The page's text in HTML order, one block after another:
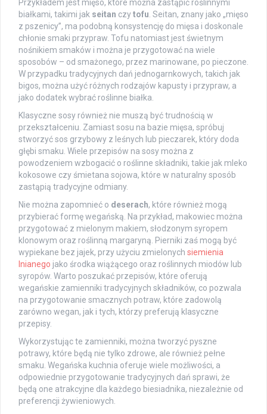
Przykładem jest mięso, które można zastąpić roślinnymi
białkami, takimi jak seitan czytofu . Seitan, znany jako „mięso
z pszenicy”, ma podobną konsystencję do mięsa i doskonale
chłonie smaki przypraw. Tofu natomiast jest świetnym
nośnikiem smaków i można je przygotować na wiele
sposobów – od smażonego, przez marinowane, po pieczone.
W przypadku tradycyjnych dań jednogarnkowych, takich jak
bigos, można użyć różnych rodzajów kapusty i przypraw, a
jako dodatek wybrać roślinne białka.
Klasyczne sosy również nie muszą być trudnością w
przekształceniu. Zamiast sosu na bazie mięsa, spróbuj
stworzyć sos grzybowy z leśnych lub pieczarek, który doda
głębi smaku. Wiele przepisów na sosy można z
powodzeniem wzbogacić o roślinne składniki, takie jak mleko
kokosowe czy śmietana sojowa, które w naturalny sposób
zastąpią tradycyjne odmiany.
Nie można zapomnieć o deserach, które również mogą
przybierać formę wegańską. Na przykład, makowiec można
przygotować z mielonym makiem, słodzonym syropem
klonowym oraz roślinną margaryną. Pierniki zaś mogą być
wypiekane bez jajek, przy użyciu zmielonych siemienia
lnianego jako środka wiążącego oraz roślinnych miodów lub
syropów. Warto poszukać przepisów, które oferują
wegańskie zamienniki tradycyjnych składników, co pozwala
na przygotowanie smacznych potraw, które zadowolą
zarówno wegan, jak i tych, którzy preferują klasyczne
przepisy.
Wykorzystując te zamienniki, można tworzyć pyszne
potrawy, które będą nie tylko zdrowe, ale również pełne
smaku. Wegańska kuchnia oferuje wiele możliwości, a
odpowiednie przygotowanie tradycyjnych dań sprawi, że
będą one atrakcyjne dla każdego biesiadnika, niezależnie od
preferencji żywieniowych.